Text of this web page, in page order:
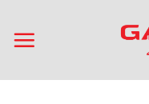
qua
nội